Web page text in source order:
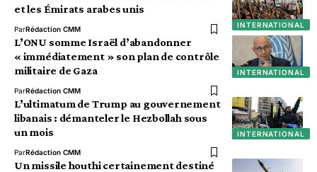
INTERNATIONAL
et les Émirats arabes unis
ParRédaction CMM
INTERNATIONAL
L’ONU somme Israël d’abandonner
« immédiatement » son plan de contrôle
militaire de Gaza
ParRédaction CMM
INTERNATIONAL
L’ultimatum de Trump au gouvernement
libanais : démanteler le Hezbollah sous
un mois
ParRédaction CMM
Un missile houthi certainement destiné